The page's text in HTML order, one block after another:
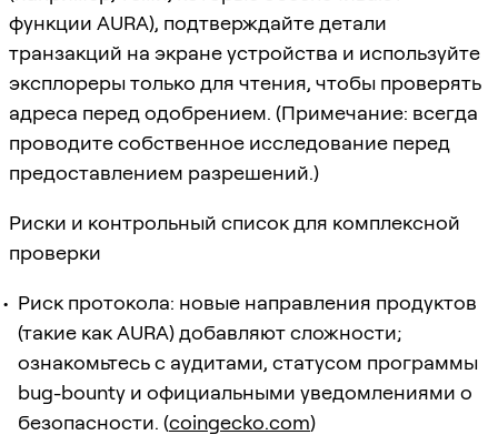
функции AURA), подтверждайте детали
транзакций на экране устройства и используйте
эксплореры только для чтения, чтобы проверять
адреса перед одобрением. (Примечание: всегда
проводите собственное исследование перед
предоставлением разрешений.)
Риски и контрольный список для комплексной
проверки
Риск протокола: новые направления продуктов
(такие как AURA) добавляют сложности;
ознакомьтесь с аудитами, статусом программы
bug-bounty и официальными уведомлениями о
безопасности. (coingecko.com)